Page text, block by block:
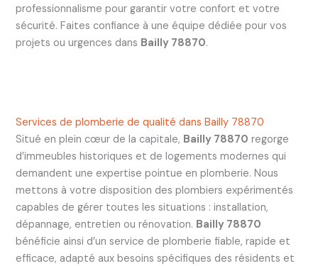
professionnalisme pour garantir votre confort et votre
sécurité. Faites confiance à une équipe dédiée pour vos
projets ou urgences dans Bailly 78870.
Services de plomberie de qualité dans Bailly 78870
Situé en plein cœur de la capitale, Bailly 78870 regorge
d’immeubles historiques et de logements modernes qui
demandent une expertise pointue en plomberie. Nous
mettons à votre disposition des plombiers expérimentés
capables de gérer toutes les situations : installation,
dépannage, entretien ou rénovation. Bailly 78870
bénéficie ainsi d’un service de plomberie fiable, rapide et
efficace, adapté aux besoins spécifiques des résidents et